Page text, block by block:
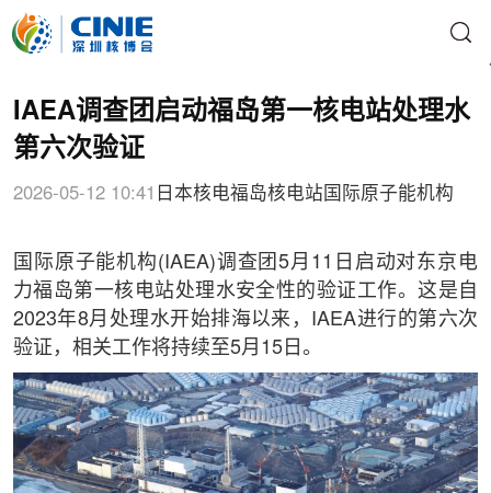
IAEA调查团启动福岛第一核电站处理水
第六次验证
2026-05-12 10:41 日本核电福岛核电站 国际原子能机构
国际原子能机构(IAEA)调查团5月11日启动对东京电
力福岛第一核电站处理水安全性的验证工作。这是自
2023年8月处理水开始排海以来，IAEA进行的第六次
验证，相关工作将持续至5月15日。